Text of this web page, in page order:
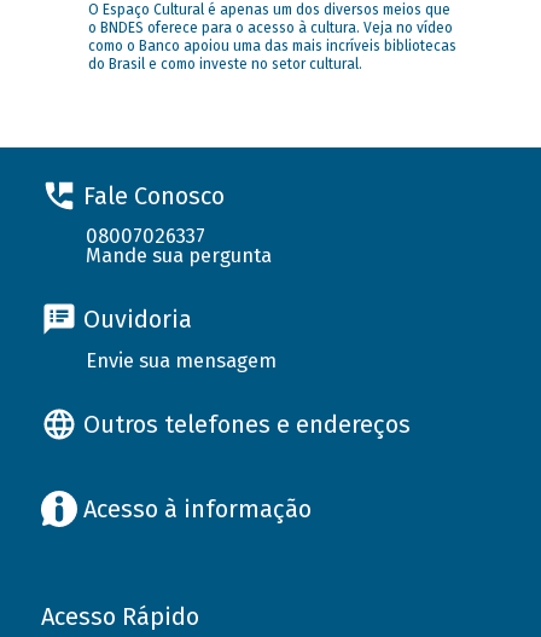
O Espaço Cultural é apenas um dos diversos meios que
o BNDES oferece para o acesso à cultura. Veja no vídeo
como o Banco apoiou uma das mais incríveis bibliotecas
do Brasil e como investe no setor cultural.
Fale Conosco
08007026337
Mande sua pergunta
Ouvidoria
Envie sua mensagem
Outros telefones e endereços
Acesso à informação
Acesso Rápido